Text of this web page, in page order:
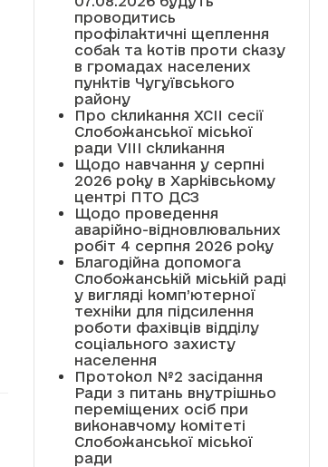
проводитись
профілактичні щеплення
собак та котів проти сказу
в громадах населених
пунктів Чугуївського
району
Про скликання XCII сесії
Слобожанської міської
ради VIII скликання
Щодо навчання у серпні
2026 року в Харківському
центрі ПТО ДСЗ
Щодо проведення
аварійно-відновлювальних
робіт 4 серпня 2026 року
Благодійна допомога
Слобожанській міській раді
у вигляді комп’ютерної
техніки для підсилення
роботи фахівців відділу
соціального захисту
населення
Протокол №2 засідання
Ради з питань внутрішньо
переміщених осіб при
виконавчому комітеті
Слобожанської міської
ради